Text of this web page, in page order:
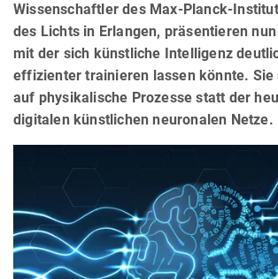
Wissenschaftler des Max-Planck-
des Lichts in Erlangen, präsentieren
mit der sich künstliche Intelligenz
effizienter trainieren lassen könnte. Sie
auf physikalische Prozesse statt der
digitalen künstlichen neuronalen Netze.